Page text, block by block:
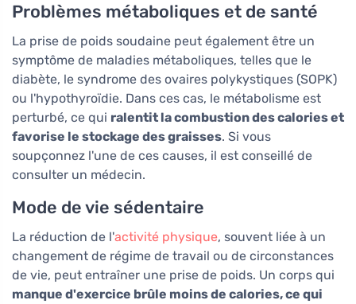
Problèmes métaboliques et de santé
La prise de poids soudaine peut également être un
symptôme de maladies métaboliques, telles que le
diabète, le syndrome des ovaires polykystiques (SOPK)
ou l'hypothyroïdie. Dans ces cas, le métabolisme est
perturbé, ce qui ralentit la combustion des calories et
favorise le stockage des graisses. Si vous
soupçonnez l'une de ces causes, il est conseillé de
consulter un médecin.
Mode de vie sédentaire
La réduction de l'activité physique, souvent liée à un
changement de régime de travail ou de circonstances
de vie, peut entraîner une prise de poids. Un corps qui
manque d'exercice brûle moins de calories, ce qui